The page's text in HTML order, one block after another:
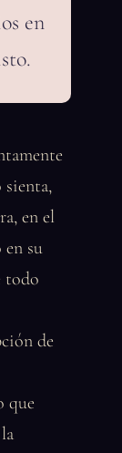
en
sienta,
en el
en su
todo
de
que